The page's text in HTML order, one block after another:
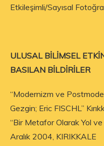
Etkileşimli/Sayısal
ULUSAL BİLİMSEL
BASILAN BİLDİRİLER
“Modernizm ve
Gezgin; Eric FISCHL”
“Bir Metafor Olarak Yol
Aralık 2004, KIRIKKALE